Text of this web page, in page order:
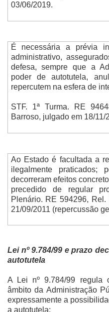
03/06/2019.
É necessária a prévia
administrativo,
defesa, sempre que a
poder de autotutela,
repercutem na esfera de
STF. 1ª Turma. RE
Barroso, julgado em 18/11/
Ao Estado é facultada a
ilegalmente
decorreram efeitos
precedido de regular
Plenário. RE 594296,
21/09/2011 (repercussão
Lei nº 9.784/99 e prazo
autotutela
A Lei nº 9.784/99 regula
âmbito da Administração
expressamente a
a autotutela: